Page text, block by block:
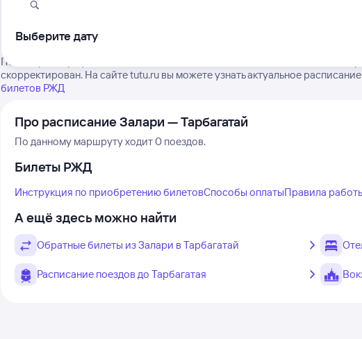
Посмотрите график движения поездов дальнего следования РЖД из
скорректирован. На сайте tutu.ru вы можете узнать актуальное
билетов РЖД
Про расписание Залари — Тарбагатай
По данному маршруту ходит 0 поездов.
Билеты РЖД
Инструкция по приобретению билетовСпособы оплатыПравила
А ещё здесь можно найти
Обратные билеты из Залари в Тарбагатай
Расписание поездов до Тарбагатая
Выберите дату